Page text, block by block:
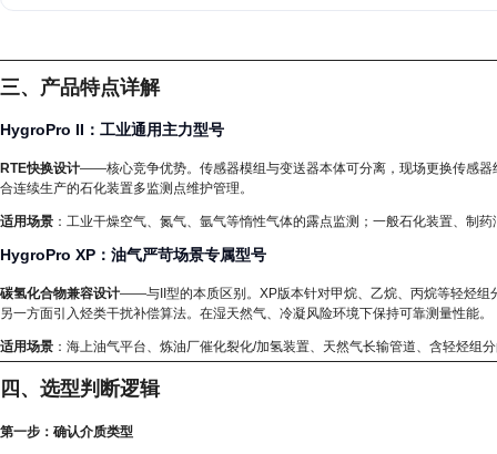
三、产品特点详解
HygroPro II：工业通用主力型号
RTE快换设计——核心竞争优势。传感器模组与变送器本体可分离，现场更换传感
合连续生产的石化装置多监测点维护管理。
适用场景 ：工业干燥空气、氮气、氩气等惰性气体的露点监测；一般石化装置、制
HygroPro XP：油气严苛场景专属型号
碳氢化合物兼容设计——与II型的本质区别。XP版本针对甲烷、乙烷、丙烷等轻烃组
另一方面引入烃类干扰补偿算法。在湿天然气、冷凝风险环境下保持可靠测量性能。
适用场景 ：海上油气平台、炼油厂催化裂化/加氢装置、天然气长输管道、含轻烃组
四、选型判断逻辑
第一步：确认介质类型